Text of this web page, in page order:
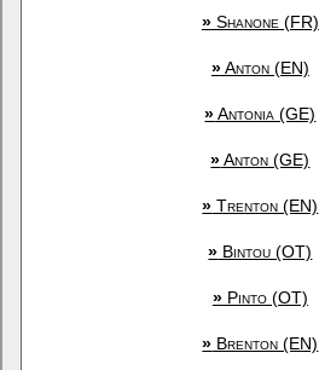
»Shanone (FR)
»Anton (EN)
»Antonia (GE)
»Anton (GE)
» Trenton (EN)
» Bintou (OT)
»Pinto (OT)
» Brenton (EN)